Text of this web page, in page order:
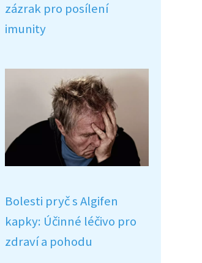
zázrak pro posílení
imunity
Bolesti pryč s Algifen
kapky: Účinné léčivo pro
zdraví a pohodu